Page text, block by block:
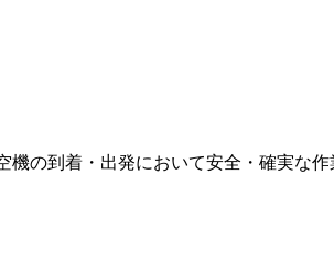
の到着・出発において安全・確実な作